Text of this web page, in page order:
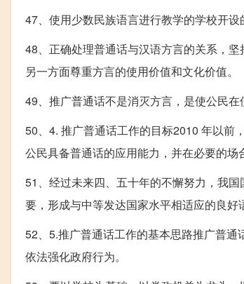
47、使用少数民族语言进行教学的学校开
48、正确处理普通话与汉语方言的关系，
另一方面尊重方言的使用价值和文化价值。
49、推广普通话不是消灭方言，是使公民
50、4. 推广普通话工作的目标2010 年以前
公民具备普通话的应用能力，并在必要的场
51、经过未来四、五十年的不懈努力，我
要，形成与中等发达国家水平相适应的良好
52、5.推广普通话工作的基本思路推广普通
依法强化政府行为。